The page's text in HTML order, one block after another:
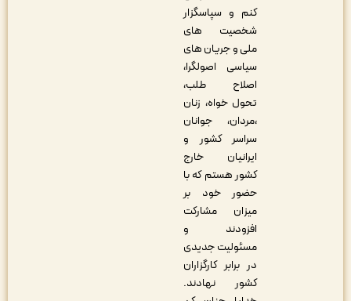
کنم و سپاسگزار
شخصیت های
ملی و جریان های
سیاسی اصولگرا،
اصلاح طلب،
تحول خواه، زنان
،مردان، جوانان
سراسر کشور و
ایرانیان خارج
کشور هستم که با
حضور خود بر
میزان مشارکت
افزودند و
مسئولیت جدیدی
در برابر کارگزاران
کشور نهادند.